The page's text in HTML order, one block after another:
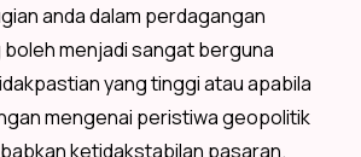
anda dalam perdagangan
boleh menjadi sangat berguna
yang tinggi atau apabila
mengenai peristiwa geopolitik
ketidakstabilan pasaran.